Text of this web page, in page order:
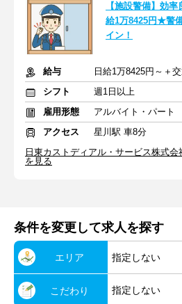
【施設警備】効
給1万8425円★警
イン！
給与
日給1万8425円～＋
シフト
週1日以上
雇用形態
アルバイト・パート
アクセス
星川駅 車8分
日東カストディアル・サービス株式
を見る
条件を変更して求人を探す
エリア 指定しない
こだわり 指定しない